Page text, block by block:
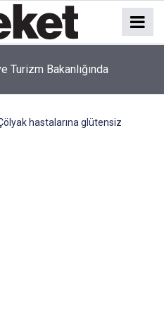
Turizm Bakanlığında
hastalarına glütensiz